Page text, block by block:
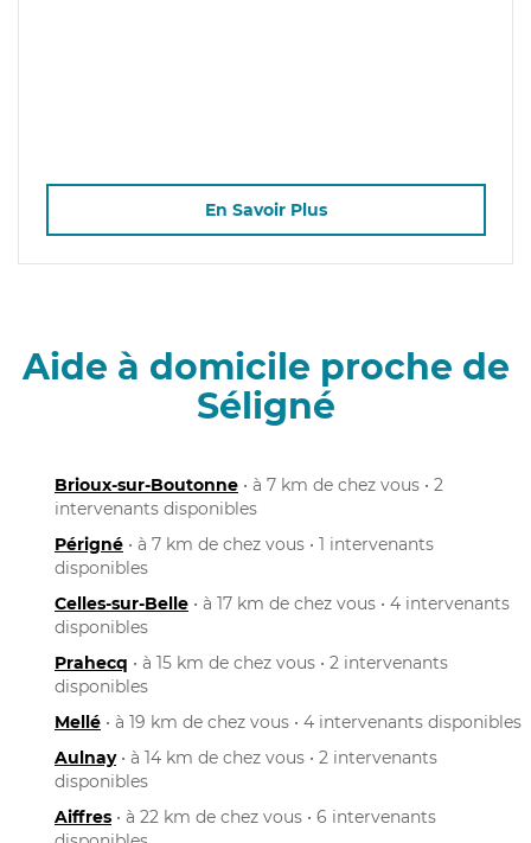
En Savoir Plus
Aide à domicile proche de
Séligné
Brioux-sur-Boutonne • à 7 km de chez vous • 2
intervenants disponibles
Périgné • à 7 km de chez vous • 1 intervenants
disponibles
Celles-sur-Belle • à 17 km de chez vous • 4 intervenants
disponibles
Prahecq • à 15 km de chez vous • 2 intervenants
disponibles
Mellé • à 19 km de chez vous • 4 intervenants disponibles
Aulnay• à 14 km de chez vous • 2 intervenants
disponibles
Aiffres • à 22 km de chez vous • 6 intervenants